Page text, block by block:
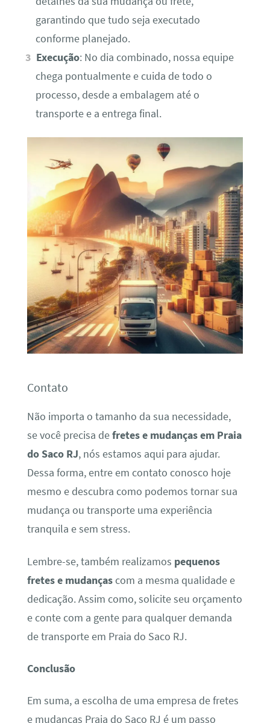
garantindo que tudo seja executado
conforme planejado.
Execução: No dia combinado, nossa equipe
chega pontualmente e cuida de todo o
processo, desde a embalagem até o
transporte e a entrega final.
Contato
Não importa o tamanho da sua necessidade,
se você precisa defretes e mudanças em Praia
do Saco RJ, nós estamos aqui para ajudar.
Dessa forma, entre em contato conosco hoje
mesmo e descubra como podemos tornar sua
mudança ou transporte uma experiência
tranquila e sem stress.
Lembre-se, também realizamos pequenos
fretes e mudançascom a mesma qualidade e
dedicação. Assim como, solicite seu orçamento
e conte com a gente para qualquer demanda
de transporte em Praia do Saco RJ.
Conclusão
Em suma, a escolha de uma empresa de fretes
e mudanças Praia do Saco RJ é um passo